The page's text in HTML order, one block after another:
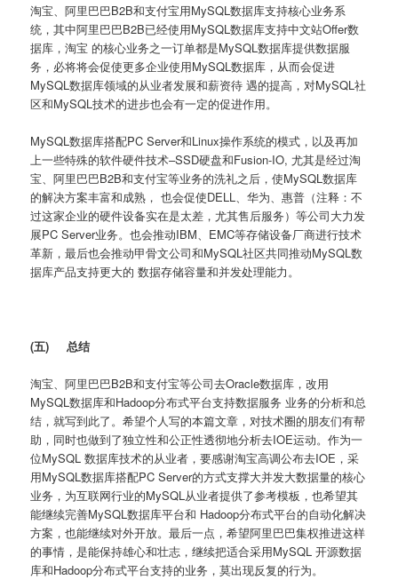
淘宝、阿里巴巴B2B和支付宝用MySQL数据库支持核心业务系
统，其中阿里巴巴B2B已经使用MySQL数据库支持中文站Offer数
据库，淘宝 的核心业务之一订单都是MySQL数据库提供数据服
务，必将将会促使更多企业使用MySQL数据库，从而会促进
MySQL数据库领域的从业者发展和薪资待 遇的提高，对MySQL社
区和MySQL技术的进步也会有一定的促进作用。
MySQL数据库搭配PC Server和Linux操作系统的模式，以及再加
上一些特殊的软件硬件技术–SSD硬盘和Fusion-IO, 尤其是经过淘
宝、阿里巴巴B2B和支付宝等业务的洗礼之后，使MySQL数据库
的解决方案丰富和成熟， 也会促使DELL、华为、惠普（注释：不
过这家企业的硬件设备实在是太差，尤其售后服务）等公司大力发
展PC Server业务。也会推动IBM、EMC等存储设备厂商进行技术
革新，最后也会推动甲骨文公司和MySQL社区共同推动MySQL数
据库产品支持更大的 数据存储容量和并发处理能力。
(五)总结
淘宝、阿里巴巴B2B和支付宝等公司去Oracle数据库，改用
MySQL数据库和Hadoop分布式平台支持数据服务 业务的分析和总
结，就写到此了。希望个人写的本篇文章，对技术圈的朋友们有帮
助，同时也做到了独立性和公正性透彻地分析去IOE运动。作为一
位MySQL 数据库技术的从业者，要感谢淘宝高调公布去IOE，采
用MySQL数据库搭配PC Server的方式支撑大并发大数据量的核心
业务，为互联网行业的MySQL从业者提供了参考模板，也希望其
能继续完善MySQL数据库平台和 Hadoop分布式平台的自动化解决
方案，也能继续对外开放。最后一点，希望阿里巴巴集权推进这样
的事情，是能保持雄心和壮志，继续把适合采用MySQL 开源数据
库和Hadoop分布式平台支持的业务，莫出现反复的行为。